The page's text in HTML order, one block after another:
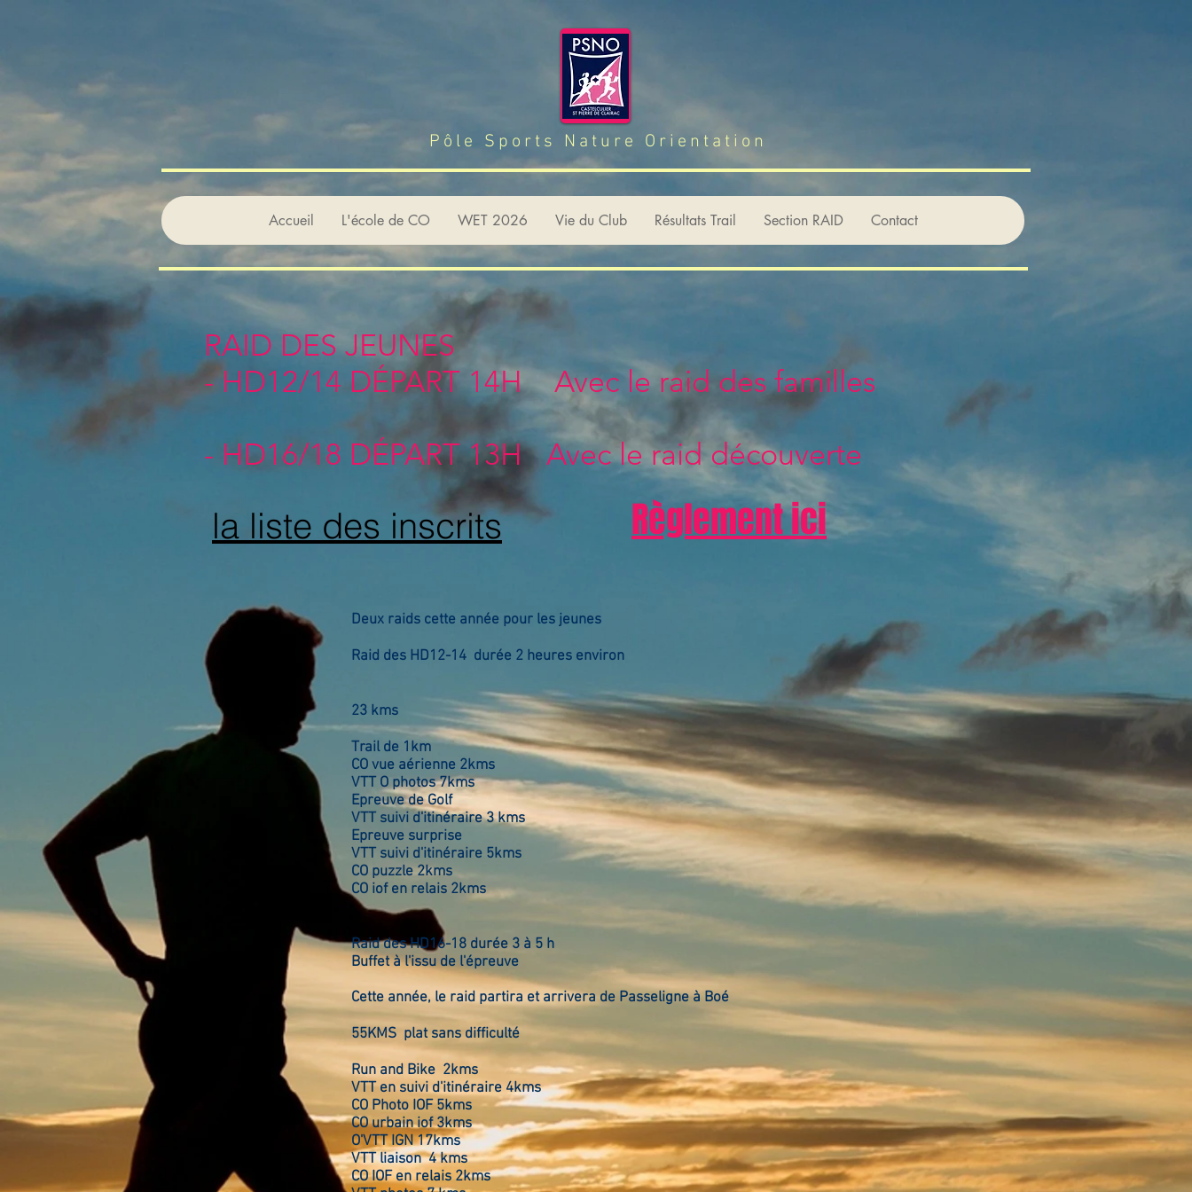
Pôle Sports Nature Orientation
Accueil L'école de CO WET 2026 Vie du Club Résultats Trail Section RAID Contact
RAID DES JEUNES
- HD12/14 DÉPART 14H Avec le raid des familles
- HD16/18 DÉPART 13H Avec le raid découverte
Règlement ici
la liste des inscrits
Deux raids cette année pour les jeunes
Raid des HD12-14 durée 2 heures environ
23 kms
Trail de 1km
CO vue aérienne 2kms
VTT O photos 7kms
Epreuve de Golf
VTT suivi d'itinéraire 3 kms
Epreuve surprise
VTT suivi d'itinéraire 5kms
CO puzzle 2kms
CO iof en relais 2kms
Raid des HD16-18 durée 3 à 5 h
Buffet à l'issu de l'épreuve
Cette année, le raid partira et arrivera de Passeligne à Boé
55KMS plat sans difficulté
Run and Bike 2kms
VTT en suivi d'itinéraire 4kms
CO Photo IOF 5kms
CO urbain iof 3kms
O'VTT IGN 17kms
VTT liaison 4 kms
CO IOF en relais 2kms